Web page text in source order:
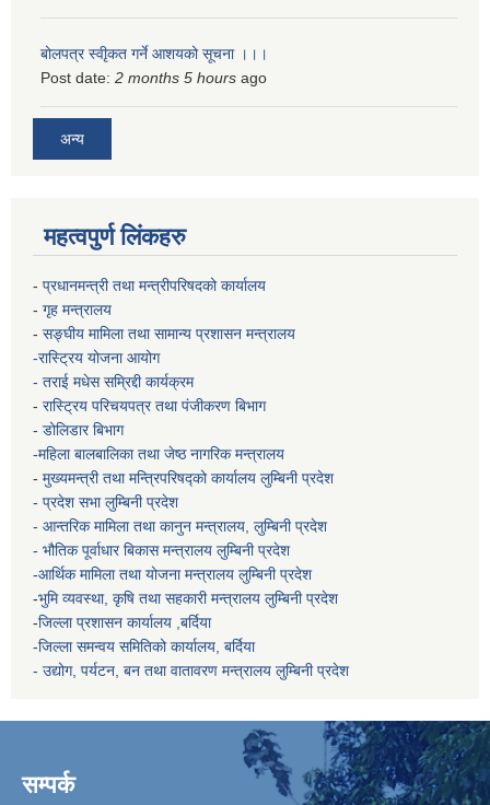
बोलपत्र स्वीृकत गर्ने आशयको सूचना ।।।
Post date: 2 months 5 hours ago
अन्य
महत्वपुर्ण लिंकहरु
- प्रधानमन्त्री तथा मन्त्रीपरिषदको कार्यालय
- गृह मन्त्रालय
- सङ्घीय मामिला तथा सामान्य प्रशासन मन्त्रालय
-रास्ट्रिय योजना आयोग
- तराई मधेस सम्रिद्दी कार्यक्रम
- रास्ट्रिय परिचयपत्र तथा पंजीकरण बिभाग
- डोलिडार बिभाग
-महिला बालबालिका तथा जेष्ठ नागरिक मन्त्रालय
- मुख्यमन्त्री तथा मन्त्रिपरिषद्को कार्यालय लुम्बिनी प्रदेश
- प्रदेश सभा लुम्बिनी प्रदेश
- आन्तरिक मामिला तथा कानुन मन्त्रालय, लुम्बिनी प्रदेश
- भौतिक पूर्वाधार बिकास मन्त्रालय लुम्बिनी प्रदेश
-आर्थिक मामिला तथा योजना मन्त्रालय लुम्बिनी प्रदेश
-भुमि व्यवस्था, कृषि तथा सहकारी मन्त्रालय लुम्बिनी प्रदेश
-जिल्ला प्रशासन कार्यालय ,बर्दिया
-जिल्ला समन्वय समितिको कार्यालय, बर्दिया
- उद्योग, पर्यटन, बन तथा वातावरण मन्त्रालय लुम्बिनी प्रदेश
सम्पर्क